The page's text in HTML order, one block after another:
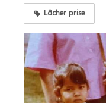
Lâcher prise